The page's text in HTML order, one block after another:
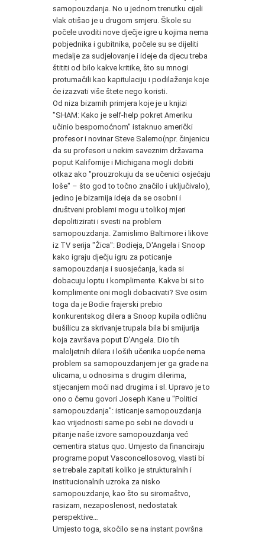
samopouzdanja. No u jednom trenutku cijeli
vlak otišao je u drugom smjeru. Škole su
počele uvoditi nove dječje igre u kojima nema
pobjednika i gubitnika, počele su se dijeliti
medalje za sudjelovanje i ideje da djecu treba
štititi od bilo kakve kritike, što su mnogi
protumačili kao kapitulaciju i podilaženje koje
će izazvati više štete nego koristi.
Od niza bizarnih primjera koje je u knjizi
"SHAM: Kako je self-help pokret Ameriku
učinio bespomoćnom" istaknuo američki
profesor i novinar Steve Salerno(npr. činjenicu
da su profesori u nekim saveznim državama
poput Kalifornije i Michigana mogli dobiti
otkaz ako "prouzrokuju da se učenici osjećaju
loše" – što god to točno značilo i uključivalo),
jedino je bizarnija ideja da se osobni i
društveni problemi mogu u tolikoj mjeri
depolitizirati i svesti na problem
samopouzdanja. Zamislimo Baltimore i likove
iz TV serija "Žica": Bodieja, D'Angela i Snoop
kako igraju dječju igru za poticanje
samopouzdanja i suosjećanja, kada si
dobacuju loptu i komplimente. Kakve bi si to
komplimente oni mogli dobacivati? Sve osim
toga da je Bodie frajerski prebio
konkurentskog dilera a Snoop kupila odličnu
bušilicu za skrivanje trupala bila bi smijurija
koja završava poput D'Angela. Dio tih
maloljetnih dilera i loših učenika uopće nema
problem sa samopouzdanjem jer ga grade na
ulicama, u odnosima s drugim dilerima,
stjecanjem moći nad drugima i sl. Upravo je to
ono o čemu govori Joseph Kane u "Politici
samopouzdanja": isticanje samopouzdanja
kao vrijednosti same po sebi ne dovodi u
pitanje naše izvore samopouzdanja već
cementira status quo. Umjesto da financiraju
programe poput Vasconcellosovog, vlasti bi
se trebale zapitati koliko je strukturalnih i
institucionalnih uzroka za nisko
samopouzdanje, kao što su siromaštvo,
rasizam, nezaposlenost, nedostatak
perspektive…
Umjesto toga, skočilo se na instant površna